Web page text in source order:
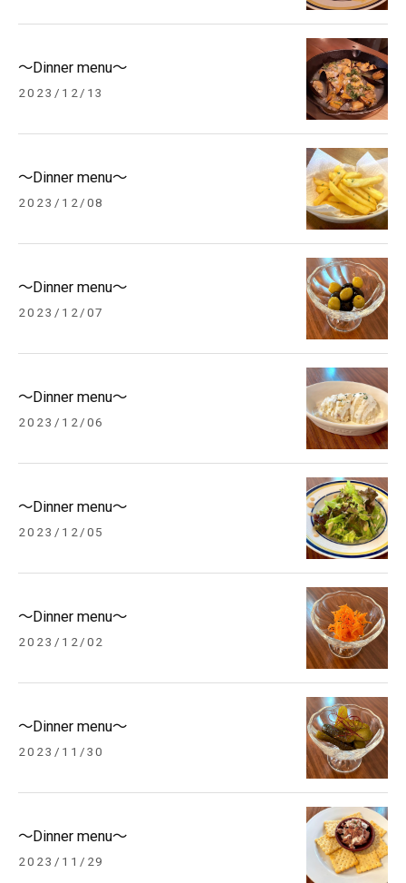
～Dinner menu～
2023/12/13
～Dinner menu～
2023/12/08
～Dinner menu～
2023/12/07
～Dinner menu～
2023/12/06
～Dinner menu～
2023/12/05
～Dinner menu～
2023/12/02
～Dinner menu～
2023/11/30
～Dinner menu～
2023/11/29